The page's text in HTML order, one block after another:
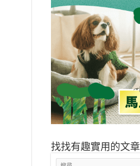
找找有趣實用的文章